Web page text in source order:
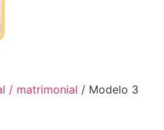
/ matrimonial / Modelo 3